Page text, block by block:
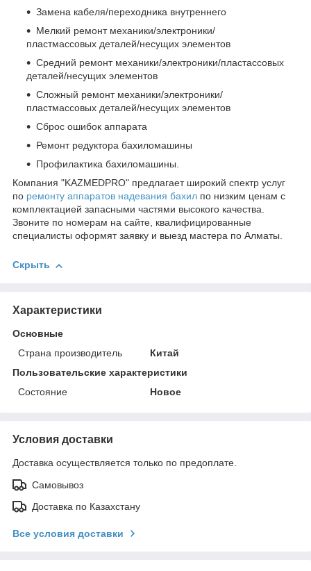
Замена кабеля/переходника внутреннего
Мелкий ремонт механики/электроники/
пластмассовых деталей/несущих элементов
Средний ремонт механики/электроники/пластассовых
деталей/несущих элементов
Сложный ремонт механики/электроники/
пластмассовых деталей/несущих элементов
Сброс ошибок аппарата
Ремонт редуктора бахиломашины
Профилактика бахиломашины.
Компания "KAZMEDPRO" предлагает широкий спектр услуг
по ремонту аппаратов надевания бахил по низким ценам с
комплектацией запасными частями высокого качества.
Звоните по номерам на сайте, квалифицированные
специалисты оформят заявку и выезд мастера по Алматы.
Скрыть
Характеристики
Основные
Страна производитель
Китай
Пользовательские характеристики
Состояние
Новое
Условия доставки
Доставка осуществляется только по предоплате.
Самовывоз
Доставка по Казахстану
Все условия доставки